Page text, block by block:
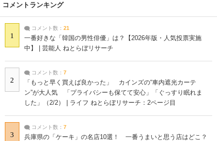
コメントランキング
1
コメント数： 21
一番好きな「韓国の男性俳優」は？【2026年版・人気投票実施
中】 | 芸能人 ねとらぼリサーチ
2
コメント数： 7
「もっと早く買えば良かった」 カインズの“車内遮光カーテ
ン”が大人気 「プライバシーも保てて安心」「ぐっすり眠れま
した」（2/2） | ライフ ねとらぼリサーチ：2ページ目
3
コメント数： 7
兵庫県の「ケーキ」の名店10選！ 一番うまいと思う店はどこ？